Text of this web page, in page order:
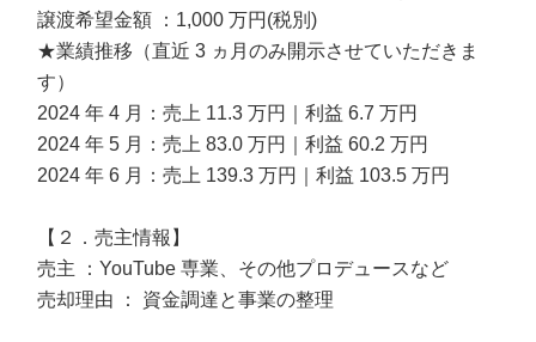
譲渡希望金額 ：1,000 万円(税別)
★業績推移（直近 3 ヵ月のみ開示させていただきま
す）
2024 年 4 月：売上 11.3 万円｜利益 6.7 万円
2024 年 5 月：売上 83.0 万円｜利益 60.2 万円
2024 年 6 月：売上 139.3 万円｜利益 103.5 万円
【２．売主情報】
売主 ：YouTube 専業、その他プロデュースなど
売却理由 ： 資金調達と事業の整理